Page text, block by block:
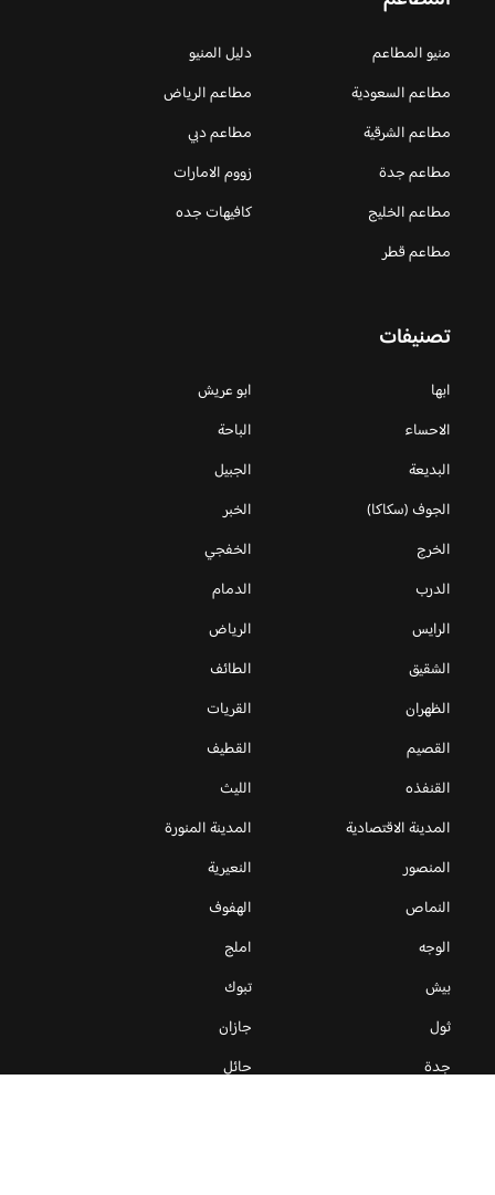
منيو المطاعم
دليل المنيو
مطاعم السعودية
مطاعم الرياض
مطاعم الشرقية
مطاعم دبي
مطاعم جدة
زووم الامارات
مطاعم الخليج
كافيهات جده
مطاعم قطر
تصنيفات
ابها
ابو عريش
الاحساء
الباحة
البديعة
الجبيل
الجوف (سكاكا)
الخبر
الخرج
الخفجي
الدرب
الدمام
الرايس
الرياض
الشقيق
الطائف
الظهران
القريات
القصيم
القطيف
القنفذه
الليث
المدينة الاقتصادية
المدينة المنورة
المنصور
النعيرية
النماص
الهفوف
الوجه
املج
بيش
تبوك
ثول
جازان
جدة
حائل